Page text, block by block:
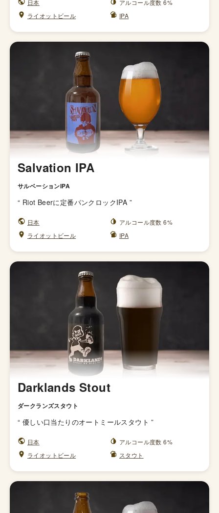
日本
アルコール度数 6%
ライオットビール
IPA
Salvation IPA
サルベーションIPA
“ Riot Beerに定番パンクロックIPA ”
日本
アルコール度数 6%
ライオットビール
IPA
Darklands Stout
ダークランズスタウト
“ 優しい口当たりのオートミールスタウト ”
日本
アルコール度数 6%
ライオットビール
スタウト